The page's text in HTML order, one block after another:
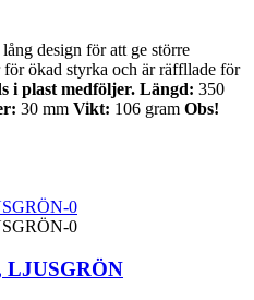
design för att ge större
ökad styrka och är räffllade för
i plast medföljer. Längd: 350
30 mm Vikt: 106 gram Obs!
LJUSGRÖN